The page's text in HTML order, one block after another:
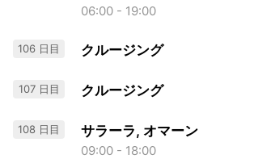
06:00 - 19:00
106 日目 クルージング
107 日目 クルージング
108 日目 サラーラ, オマーン
09:00 - 18:00